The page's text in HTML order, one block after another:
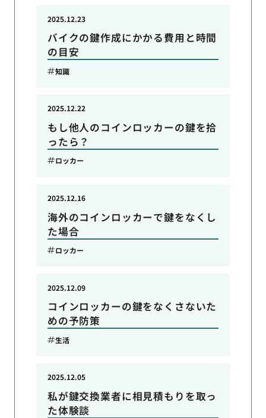
バイクの鍵作成にかかる費用と時間
の目安
2025.12.23
知識
もし他人のコインロッカーの鍵を拾
ったら？
2025.12.22
ロッカー
海外のコインロッカーで鍵をなくし
た場合
2025.12.16
ロッカー
コインロッカーの鍵をなくさないた
めの予防策
2025.12.09
生活
私が鍵交換業者に相見積もりを取っ
た体験談
2025.12.05